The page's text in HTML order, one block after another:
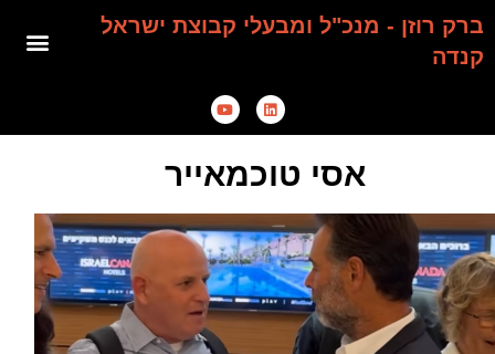
ברק רוזן - מנכ"ל ומבעלי קבוצת ישראל
קנדה
אסי טוכמאייר